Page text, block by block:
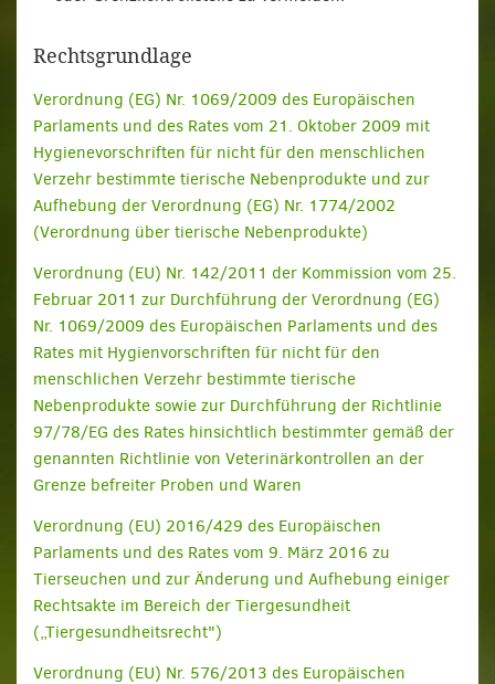
Rechtsgrundlage
Verordnung (EG) Nr. 1069/2009 des Europäischen
Parlaments und des Rates vom 21. Oktober 2009 mit
Hygienevorschriften für nicht für den menschlichen
Verzehr bestimmte tierische Nebenprodukte und zur
Aufhebung der Verordnung (EG) Nr. 1774/2002
(Verordnung über tierische Nebenprodukte)
Verordnung (EU) Nr. 142/2011 der Kommission vom 25.
Februar 2011 zur Durchführung der Verordnung (EG)
Nr. 1069/2009 des Europäischen Parlaments und des
Rates mit Hygienvorschriften für nicht für den
menschlichen Verzehr bestimmte tierische
Nebenprodukte sowie zur Durchführung der Richtlinie
97/78/EG des Rates hinsichtlich bestimmter gemäß der
genannten Richtlinie von Veterinärkontrollen an der
Grenze befreiter Proben und Waren
Verordnung (EU) 2016/429 des Europäischen
Parlaments und des Rates vom 9. März 2016 zu
Tierseuchen und zur Änderung und Aufhebung einiger
Rechtsakte im Bereich der Tiergesundheit
(„Tiergesundheitsrecht")
Verordnung (EU) Nr. 576/2013 des Europäischen